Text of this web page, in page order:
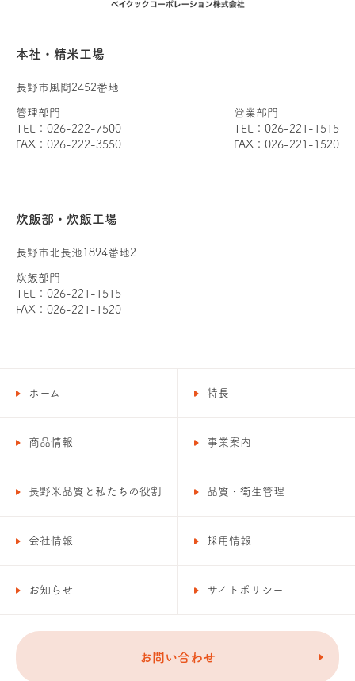
本社・精米工場
長野市風間2452番地
管理部門
TEL：026-222-7500
FAX：026-222-3550
営業部門
TEL：026-221-1515
FAX：026-221-1520
炊飯部・炊飯工場
長野市北長池1894番地2
炊飯部門
TEL：026-221-1515
FAX：026-221-1520
ホーム 特長
商品情報 事業案内
長野米品質と私たちの役割 品質・衛生管理
会社情報 採用情報
お知らせ サイトポリシー
お問い合わせ